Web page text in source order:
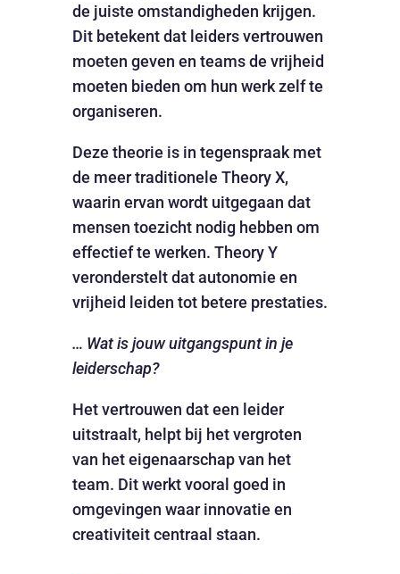
de juiste omstandigheden krijgen.
Dit betekent dat leiders vertrouwen
moeten geven en teams de vrijheid
moeten bieden om hun werk zelf te
organiseren.
Deze theorie is in tegenspraak met
de meer traditionele Theory X,
waarin ervan wordt uitgegaan dat
mensen toezicht nodig hebben om
effectief te werken. Theory Y
veronderstelt dat autonomie en
vrijheid leiden tot betere prestaties.
… Wat is jouw uitgangspunt in je
leiderschap?
Het vertrouwen dat een leider
uitstraalt, helpt bij het vergroten
van het eigenaarschap van het
team. Dit werkt vooral goed in
omgevingen waar innovatie en
creativiteit centraal staan.